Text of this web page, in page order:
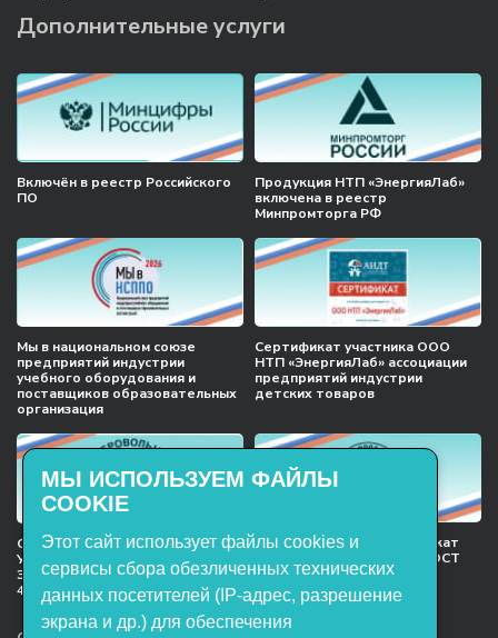
Дополнительные услуги
Включён в реестр Российского
ПО
Продукция НТП «ЭнергияЛаб»
включена в реестр
Минпромторга РФ
Мы в национальном союзе
предприятий индустрии
учебного оборудования и
поставщиков образовательных
организация
Сертификат участника ООО
НТП «ЭнергияЛаб» ассоциации
предприятий индустрии
детских товаров
Сертификат соответствия
Учебное оборудование, марки
ЭнергияЛаб ТУ 32.99.53–001–
47627947–2021 Серийный выпуск
Международный сертификат
менеджмента качества ГОСТ
ISO 9001:2015
МЫ ИСПОЛЬЗУЕМ ФАЙЛЫ
COOKIE
Этот сайт использует файлы cookies и
сервисы сбора обезличенных технических
данных посетителей (IP-адрес, разрешение
экрана и др.) для обеспечения